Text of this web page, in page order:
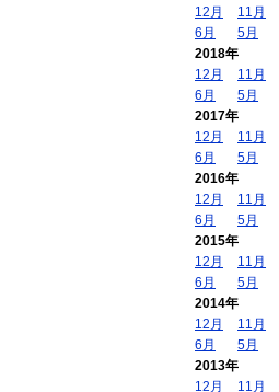
12月
11月
6月
5月
2018年
12月
11月
6月
5月
2017年
12月
11月
6月
5月
2016年
12月
11月
6月
5月
2015年
12月
11月
6月
5月
2014年
12月
11月
6月
5月
2013年
12月
11月